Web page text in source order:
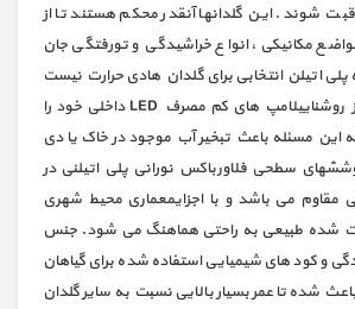
شوند. این گلدانها آنقدر محکم هستند تا از
مکانیکی، انواع خراشیدگی و تورفتگی جان
پلی اتیلن انتخابی برای گلدان هادی حرارت نیست
و گرمای اندک ناشی از روشناییلامپ های کم مصرف LED داخلی خود را
این مسئله باعث تبخیر آب موجود در خاک یا دی
سطحی فلاورباکس نورانی پلی اتیلنی در
مقاوم می باشد و با اجزایمعماری محیط شهری
شده طبیعی به راحتی هماهنگ می شود. جنس
و کود های شیمیایی استفاده شده برای گیاهان
شده تا عمر بسیار بالایی نسبت به سایر گلدان